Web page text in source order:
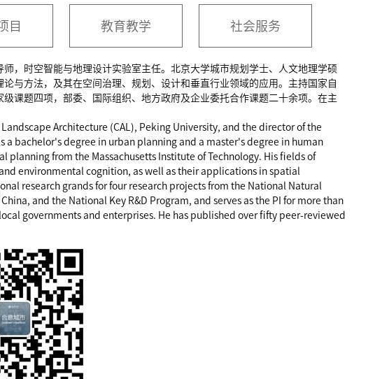
目 教育教学 社会服务
，时空智能与地理设计实验室主任。北京大学城市规划学士、人文地理学硕
与方法，及其在空间治理、规划、设计和垂直行业领域的应用。主持国家自
课题四项，部委、国际组织、地方政府及企业委托合作课题二十余项。在主
Architecture (CAL), Peking University, and the director of the
bachelor's degree in urban planning and a master's degree in human
from the Massachusetts Institute of Technology. His fields of
environmental cognition, as well as their applications in spatial
research grands for four research projects from the National Natural
and the National Key R&D Program, and serves as the PI for more than
governments and enterprises. He has published over fifty peer-reviewed